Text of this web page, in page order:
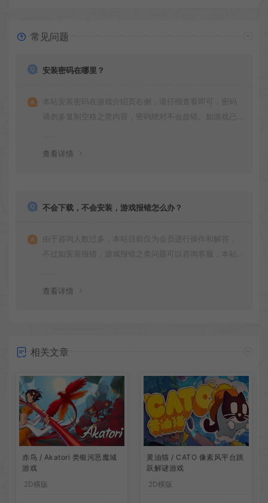
常见问题
安装密码在哪里？
本站安装密码在游戏介绍页右侧，请仔细查看即可，密码
请勿多复制空格之类内容，密码绝对不会放错。如游戏已
查看详情
不会下载，不会安装，游戏报错怎么办？
由于咨询人数过多，本站目前仅为会员进行操作和解答，
不过如安装报错，游戏报错之类问题可以咨询客服，本站
查看详情
相关文章
赤鸟 / Akatori 类银河恶魔城
游戏
2D横版
黄油猫 / CATO 像素风平台跳
跃解谜游戏
2D横版